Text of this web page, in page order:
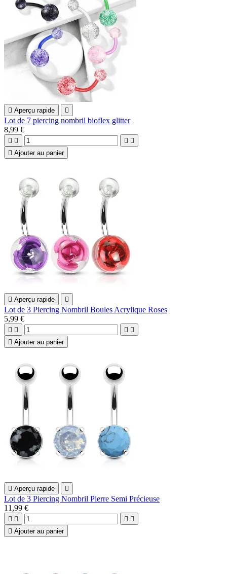
 Aperçu rapide 
Lot de 7 piercing nombril bioflex glitter
8,99 €
   
 Ajouter au panier
 Aperçu rapide 
Lot de 3 Piercing Nombril Boules Acrylique Roses
5,99 €
   
 Ajouter au panier
 Aperçu rapide 
Lot de 3 Piercing Nombril Pierre Semi Précieuse
11,99 €
   
 Ajouter au panier